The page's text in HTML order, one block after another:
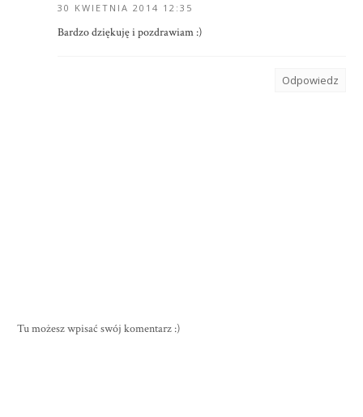
30 KWIETNIA 2014 12:35
Bardzo dziękuję i pozdrawiam :)
Odpowiedz
Tu możesz wpisać swój komentarz :)